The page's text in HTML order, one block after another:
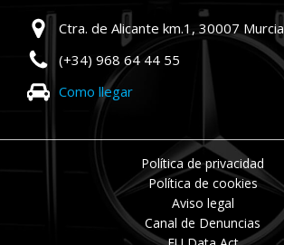
Ctra. de Alicante km.1, 30007 Murcia
(+34) 968 64 44 55
Como llegar
Política de privacidad
Política de cookies
Aviso legal
Canal de Denuncias